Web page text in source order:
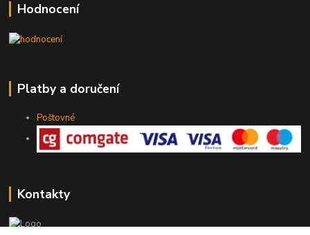
Hodnocení
Platby a doručení
Poštovné
Kontakty